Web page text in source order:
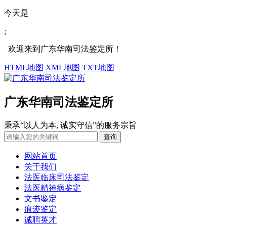
今天是
;
欢迎来到广东华南司法鉴定所！
HTML地图 XML地图 TXT地图
广东华南司法鉴定所
秉承“以人为本, 诚实守信”的服务宗旨
网站首页
关于我们
法医临床司法鉴定
法医精神病鉴定
文书鉴定
痕迹鉴定
诚聘英才